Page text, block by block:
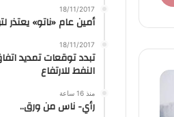
18/11/2017
أمين عام «ناتو» يعتذر
18/11/2017
تبدد توقعات تمديد
النفط للارتفاع
منذ 16 ساعة
رأي- ناس من ورق..